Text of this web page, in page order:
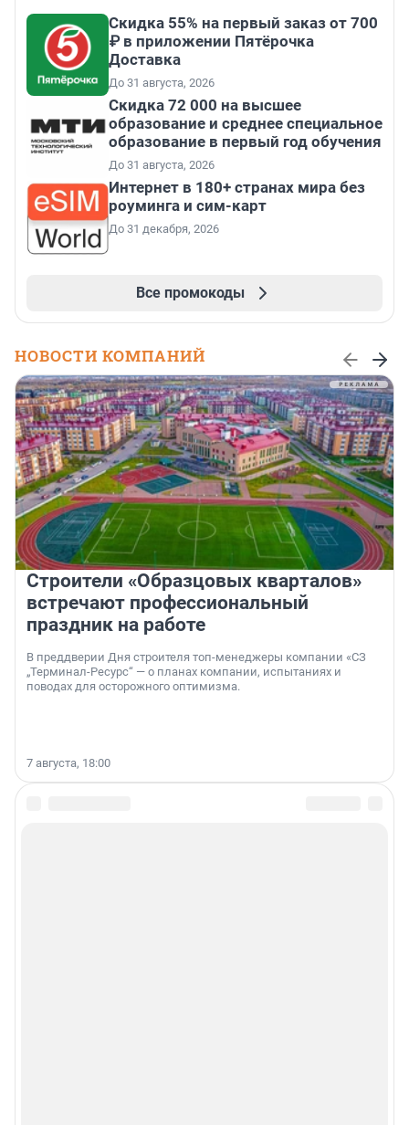
Скидка 55% на первый заказ от 700
₽ в приложении Пятёрочка
Доставка
До 31 августа, 2026
Скидка 72 000 на высшее
образование и среднее специальное
образование в первый год обучения
До 31 августа, 2026
Интернет в 180+ странах мира без
роуминга и сим-карт
До 31 декабря, 2026
Все промокоды
НОВОСТИ КОМПАНИЙ
Строители «Образцовых кварталов»
встречают профессиональный
праздник на работе
В преддверии Дня строителя топ-менеджеры компании «СЗ
„Терминал-Ресурс“ — о планах компании, испытаниях и
поводах для осторожного оптимизма.
7 августа, 18:00